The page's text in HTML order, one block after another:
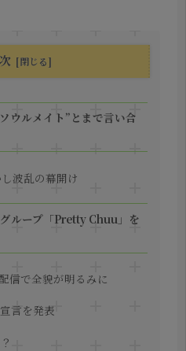
ウルメイト”とまで言い合
波乱の幕開け
ループ「Pretty Chuu」を
信で全貌が明るみに
言を発表